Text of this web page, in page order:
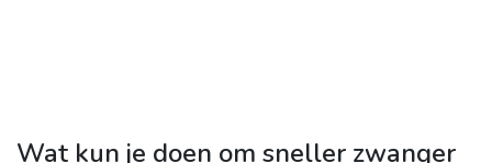
Wat kun je doen om sneller zwanger